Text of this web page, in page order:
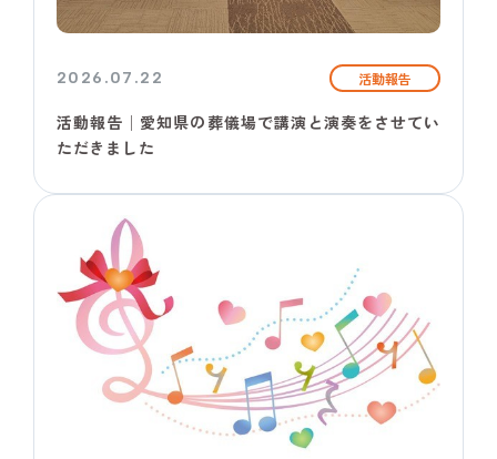
2026.07.22 活動報告
活動報告│愛知県の葬儀場で講演と演奏をさせてい
ただきました